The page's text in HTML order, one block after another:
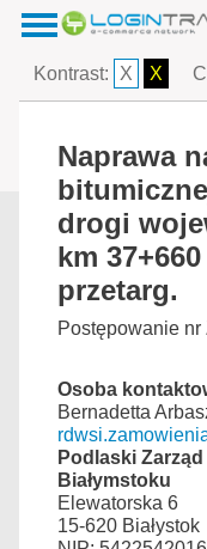
Kontrast: X X
Naprawa
drogi
km
przetarg.
Postępowanie nr
Osoba
Bernadetta
Podlaski
Białymstoku
Elewatorska 6
15-620 Białystok